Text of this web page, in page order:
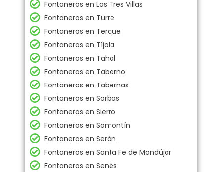
Fontaneros en Las Tres Villas
Fontaneros en Turre
Fontaneros en Terque
Fontaneros en Tíjola
Fontaneros en Tahal
Fontaneros en Taberno
Fontaneros en Tabernas
Fontaneros en Sorbas
Fontaneros en Sierro
Fontaneros en Somontín
Fontaneros en Serón
Fontaneros en Santa Fe de Mondújar
Fontaneros en Senés